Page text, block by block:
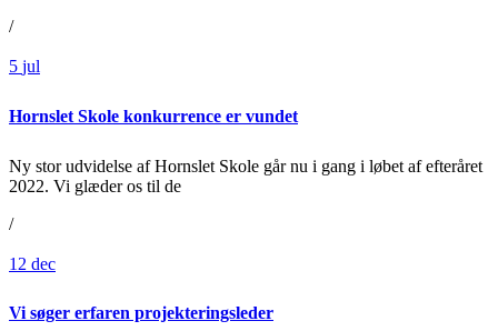
/
5 jul
Hornslet Skole konkurrence er vundet
Ny stor udvidelse af Hornslet Skole går nu i gang i løbet af efteråret
2022. Vi glæder os til de
/
12 dec
Vi søger erfaren projekteringsleder